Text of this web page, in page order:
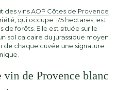
desvins AOP Côtes de Provence
qui occupe 175 hectares, est
forêts. Elle est située sur le
sol calcaire du jurassique moyen
de chaque cuvée une signature
de Provence blanc